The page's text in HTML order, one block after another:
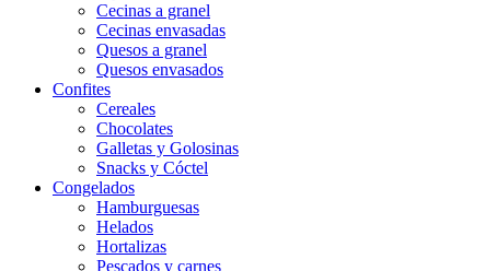
Cecinas a granel
Cecinas envasadas
Quesos a granel
Quesos envasados
Confites
Cereales
Chocolates
Galletas y Golosinas
Snacks y Cóctel
Congelados
Hamburguesas
Helados
Hortalizas
Pescados y carnes